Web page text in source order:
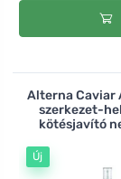
Alterna
szerkezet-
kötésjavító
Új